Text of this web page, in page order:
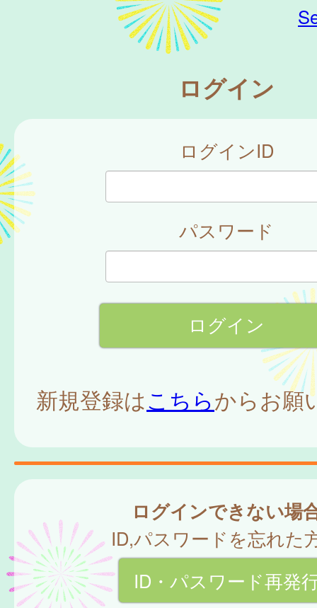
ログイン
ログインID
パスワード
新規登録はこちらからお願
ログインできない場
ID,パスワードを忘れた
ID・パスワード再発